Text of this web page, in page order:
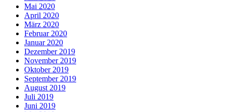
Mai 2020
April 2020
März 2020
Februar 2020
Januar 2020
Dezember 2019
November 2019
Oktober 2019
September 2019
August 2019
Juli 2019
Juni 2019